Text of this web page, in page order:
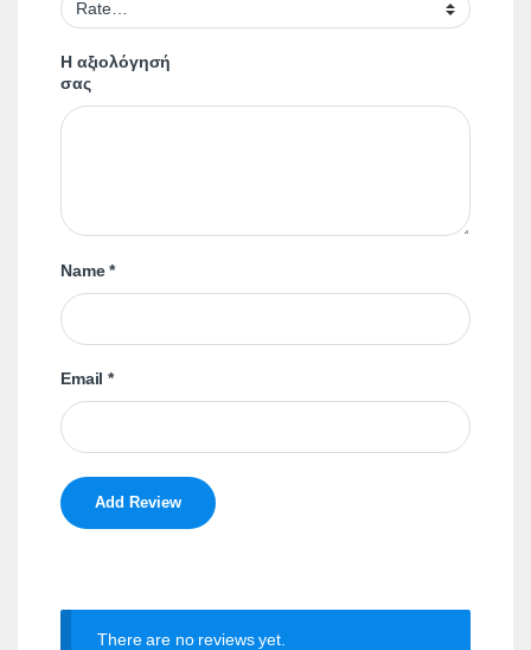
Η αξιολόγησή
σας
Name*
Email*
There are no reviews yet.